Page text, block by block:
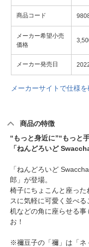
商品コード
メーカー希望小売
価格
メーカー発売日
メーカーサイトで仕様
商品の特徴
“もっと身近に”“もっと手
「ねんどろいど
「ねんどろいど
郎」が登場。
椅子にちょこんと座っ
スに気軽に可愛く並べる
机などの角に座らせる
お！
※禰豆子の「禰」は「ネ